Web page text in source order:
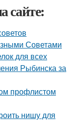
сайте:
Советами
для всех
Рыбинска за
профлистом
нишу для